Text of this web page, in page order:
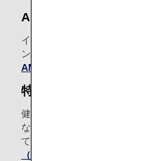
ANA Wi-Fi Service
インターネット、Eメール、
ンターネット接続サービスをご
ANA Wi-Fi Serviceについて、詳
特別機内食（スペシャル
健康上または宗教上の理由によ
なお客様のために、ANAではさ
ております。ご出発前にお申し
（スペシャルミール）について